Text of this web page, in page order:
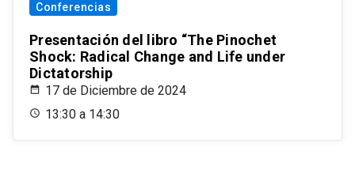
Conferencias
Presentación del libro “The Pinochet
Shock: Radical Change and Life under
Dictatorship
17 de Diciembre de 2024
13:30 a 14:30